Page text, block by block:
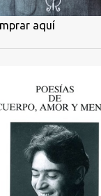
aquí